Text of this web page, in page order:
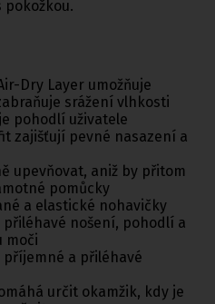
Dry Layer umožňuje
srážení vlhkosti
pohodlí uživatele
zajišťují pevné nasazení a
upevňovat, aniž by přitom
pomůcky
a elastické nohavičky
nošení, pohodlí a
moči
a přiléhavé
určit okamžik, kdy je